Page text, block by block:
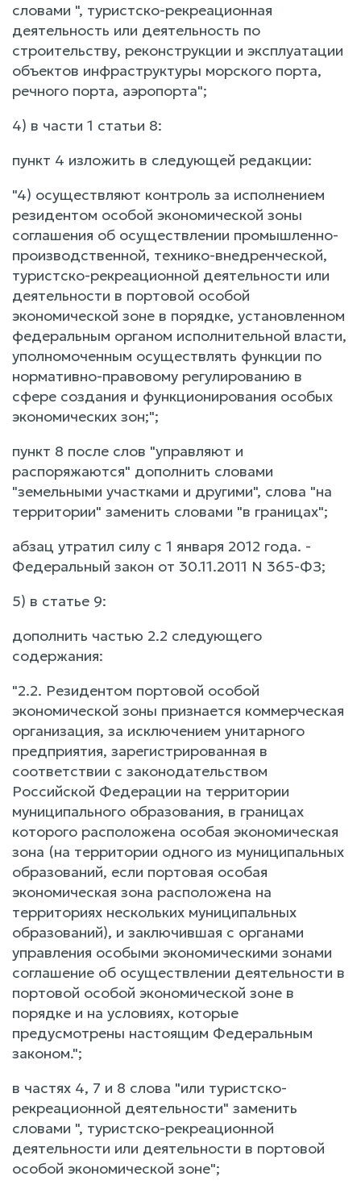
словами ", туристско-рекреационная
деятельность или деятельность по
строительству, реконструкции и эксплуатации
объектов инфраструктуры морского порта,
речного порта, аэропорта";
4) в части 1 статьи 8:
пункт 4 изложить в следующей редакции:
"4) осуществляют контроль за исполнением
резидентом особой экономической зоны
соглашения об осуществлении промышленно-
производственной, технико-внедренческой,
туристско-рекреационной деятельности или
деятельности в портовой особой
экономической зоне в порядке, установленном
федеральным органом исполнительной власти,
уполномоченным осуществлять функции по
нормативно-правовому регулированию в
сфере создания и функционирования особых
экономических зон;";
пункт 8 после слов "управляют и
распоряжаются" дополнить словами
"земельными участками и другими", слова "на
территории" заменить словами "в границах";
абзац утратил силу с 1 января 2012 года. -
Федеральный закон от 30.11.2011 N 365-ФЗ;
5) в статье 9:
дополнить частью 2.2 следующего
содержания:
"2.2. Резидентом портовой особой
экономической зоны признается коммерческая
организация, за исключением унитарного
предприятия, зарегистрированная в
соответствии с законодательством
Российской Федерации на территории
муниципального образования, в границах
которого расположена особая экономическая
зона (на территории одного из муниципальных
образований, если портовая особая
экономическая зона расположена на
территориях нескольких муниципальных
образований), и заключившая с органами
управления особыми экономическими зонами
соглашение об осуществлении деятельности в
портовой особой экономической зоне в
порядке и на условиях, которые
предусмотрены настоящим Федеральным
законом.";
в частях 4, 7 и 8 слова "или туристско-
рекреационной деятельности" заменить
словами ", туристско-рекреационной
деятельности или деятельности в портовой
особой экономической зоне";